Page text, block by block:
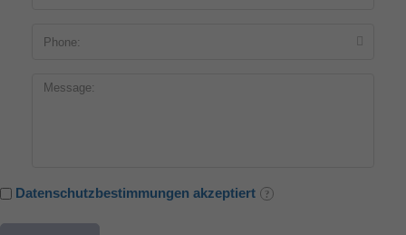
Datenschutzbestimmungen akzeptiert